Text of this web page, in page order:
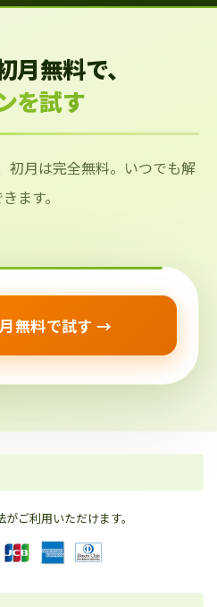
月無料で、
を試す
初月は完全無料。いつでも解
ます。
無料で試す →
ご利用いただけます。